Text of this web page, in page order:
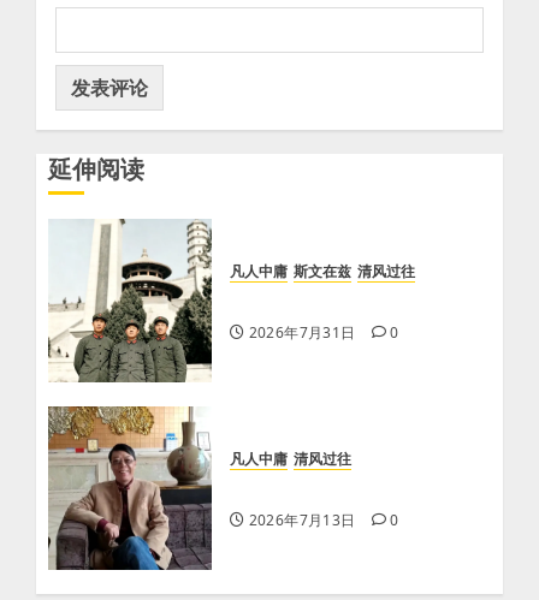
延伸阅读
凡人中庸 斯文在兹 清风过往
2026年7月31日 0
凡人中庸 清风过往
2026年7月13日 0